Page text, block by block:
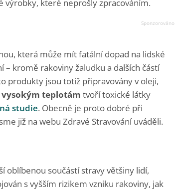
výrobky, které neprošly zpracováním.
která může mít fatální dopad na lidské
kromě rakoviny žaludku a dalších částí
produkty jsou totiž připravovány v oleji,
teplotám tvoří toxické látky
studie. Obecně je proto dobré při
již na webu Zdravé Stravování uváděli.
oblíbenou součástí stravy většiny lidí,
s vyšším rizikem vzniku rakoviny, jak